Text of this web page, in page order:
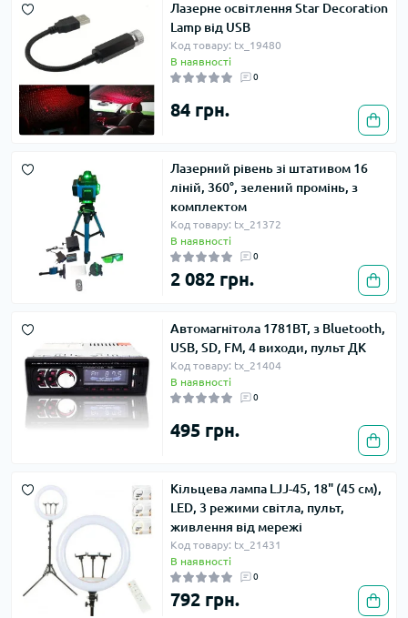
Лазерне освітлення Star Decoration
Lamp від USB
Код товару: tx_19480
В наявності
0
84 грн.
Лазерний рівень зі штативом 16
ліній, 360°, зелений промінь, з
комплектом
Код товару: tx_21372
В наявності
0
2 082 грн.
Автомагнітола 1781BT, з Bluetooth,
USB, SD, FM, 4 виходи, пульт ДК
Код товару: tx_21404
В наявності
0
495 грн.
Кільцева лампа LJJ-45, 18" (45 см),
LED, 3 режими світла, пульт,
живлення від мережі
Код товару: tx_21431
В наявності
0
792 грн.